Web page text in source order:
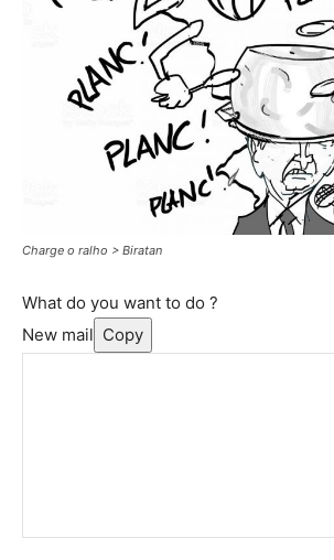
Charge o ralho > Biratan
What do you want to do ?
New mail Copy